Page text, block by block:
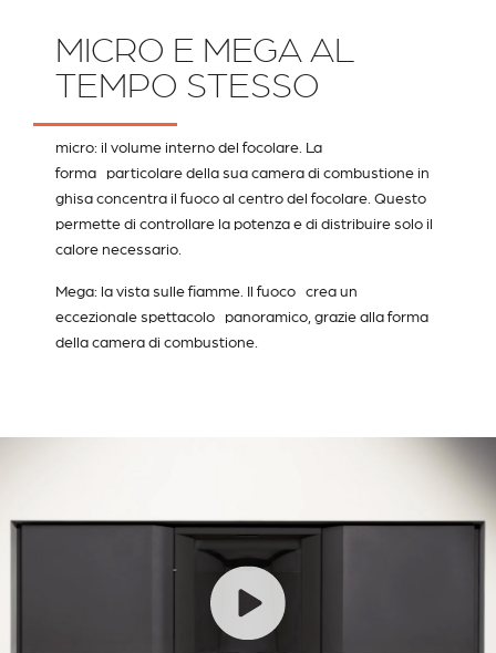
MICRO E MEGA AL
TEMPO STESSO
micro: il volume interno del focolare. La
forma particolare della sua camera di combustione in
ghisa concentra il fuoco al centro del focolare. Questo
permette di controllare la potenza e di distribuire solo il
calore necessario.
Mega: la vista sulle fiamme. Il fuoco crea un
eccezionale spettacolo panoramico, grazie alla forma
della camera di combustione.